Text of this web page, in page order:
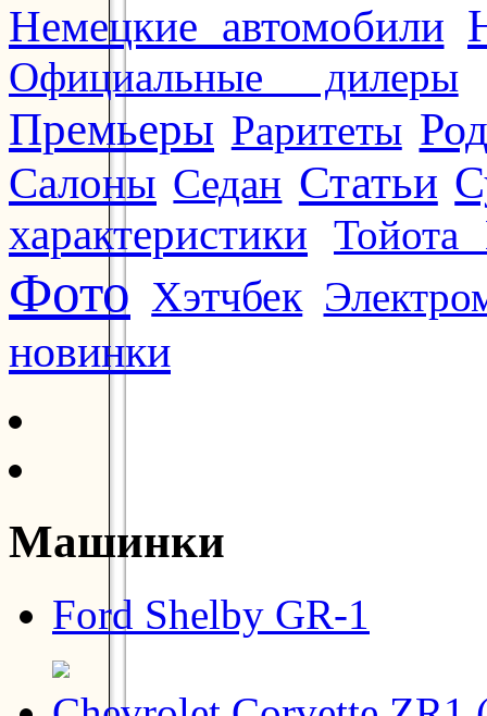
Немецкие автомобили
Официальные дилеры
Премьеры Раритеты
Салоны Седан Статьи
характеристики Тойота
Фото Хэтчбек
новинки
Машинки
Ford Shelby GR-1